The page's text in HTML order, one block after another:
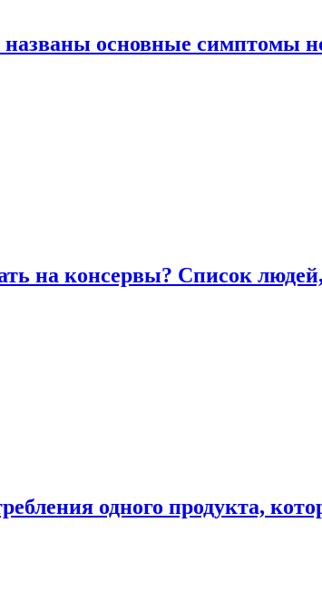
названы основные симптомы
на консервы? Список
одного продукта,